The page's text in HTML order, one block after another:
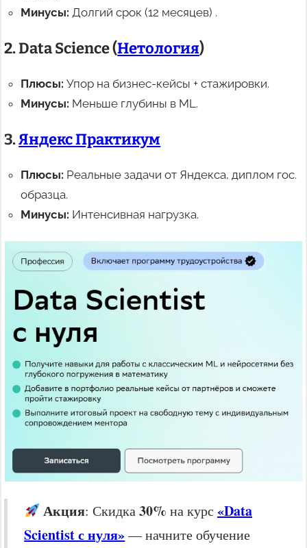
Минусы: Долгий срок (12 месяцев) .
2. Data Science (Нетология)
Плюсы: Упор на бизнес-кейсы + стажировки.
Минусы: Меньше глубины в ML.
3.Яндекс Практикум
Плюсы: Реальные задачи от Яндекса, диплом гос.
образца.
Минусы: Интенсивная нагрузка.
Акция: Скидка30% на курс«Data
Scientist с нуля»— начните обучение